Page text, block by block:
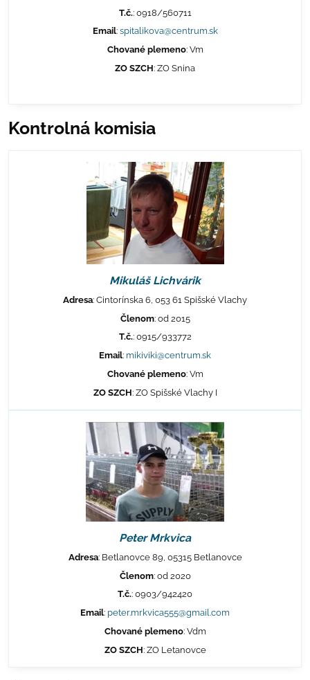
T.č.: 0918/560711
Email: spitalikova@centrum.sk
Chované plemeno: Vm
ZO SZCH: ZO Snina
Kontrolná komisia
Mikuláš Lichvárik
Adresa: Cintorínska 6, 053 61 Spišské Vlachy
Členom: od 2015
T.č.: 0915/933772
Email: mikiviki@centrum.sk
Chované plemeno: Vm
ZO SZCH: ZO Spišské Vlachy I
Peter Mrkvica
Adresa: Betlanovce 89, 05315 Betlanovce
Členom: od 2020
T.č.: 0903/942420
Email: peter.mrkvica555@gmail.com
Chované plemeno: Vdm
ZO SZCH: ZO Letanovce